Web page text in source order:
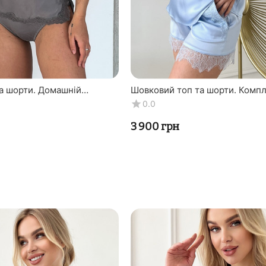
шорти. Домашній
Шовковий топ та шорти.
"Генуя" блакитний. TM "Silk
Натуральний 1...
0.0
‍3 900‍грн